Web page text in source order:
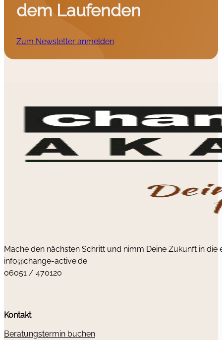
dem Laufenden
Zum Newsletter anmelden
Mache den nächsten Schritt und nimm Deine Zukunft in die
info@change-active.de
06051 / 470120
Kontakt
Beratungstermin buchen